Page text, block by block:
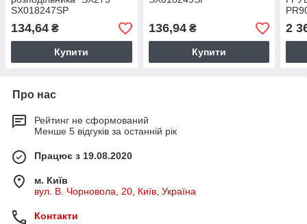
SX018247SP
134,64 ₴
Купити
136,94₴
Купити
2
Про нас
Рейтинг не сформований
Менше 5 відгуків за останній рік
Працює з 19.08.2020
м. Київ
вул. В. Чорновола, 20, Київ, Україна
Контакти